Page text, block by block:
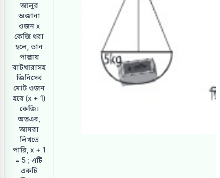
আলুর
অজানা
ওজন x
কেজি ধরা
হলে, ডান
পাল্লায়
বাটখারাসহ
জিনিসের
মোট ওজন
হবে (x + 1)
কেজি।
অতএব,
আমরা
লিখতে
পারি, x + 1
= 5 ; এটি
একটি